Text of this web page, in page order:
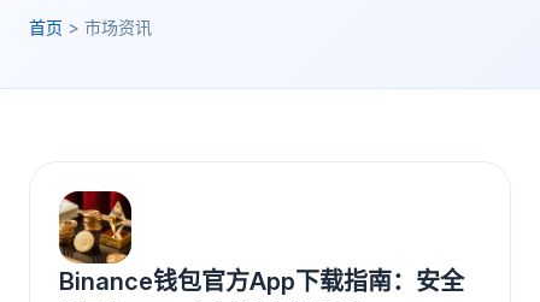
首页 > 市场资讯
Binance钱包官方App下载指南：安全